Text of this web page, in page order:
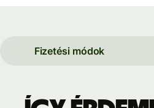
Fizetési módok